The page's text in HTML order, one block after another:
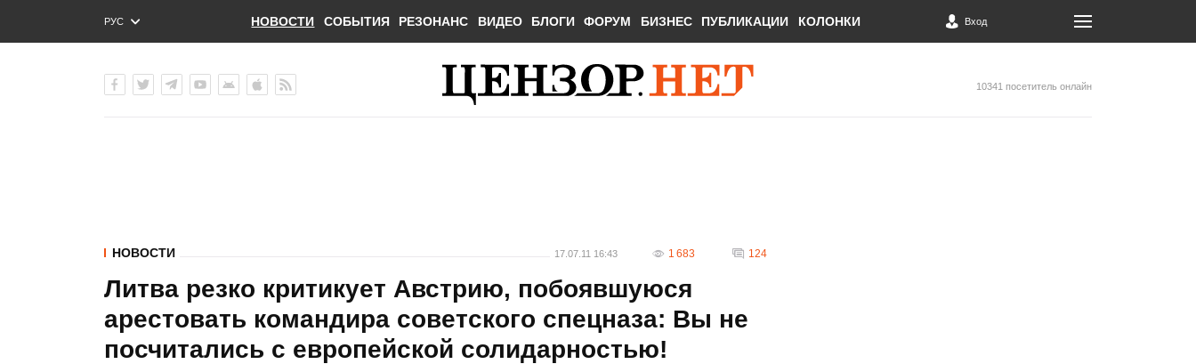
РУС
ENG
НОВОСТИ СОБЫТИЯ РЕЗОНАНС ВИДЕО БЛОГИ ФОРУМ БИЗНЕС ПУБЛИКАЦИИ КОЛОНКИ Вход
10341 посетитель онлайн
НОВОСТИ 17.07.11 16:43 1 683 124
Литва резко критикует Австрию, побоявшуюся
арестовать командира советского спецназа: Вы не
посчитались с европейской солидарностью!